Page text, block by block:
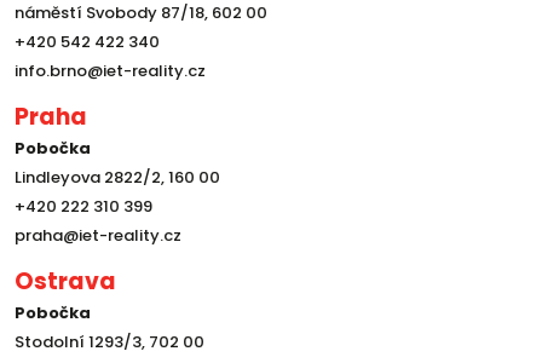
náměstí Svobody 87/18, 602 00
+420 542 422 340
info.brno@iet-reality.cz
Praha
Pobočka
Lindleyova 2822/2, 160 00
+420 222 310 399
praha@iet-reality.cz
Ostrava
Pobočka
Stodolní 1293/3, 702 00